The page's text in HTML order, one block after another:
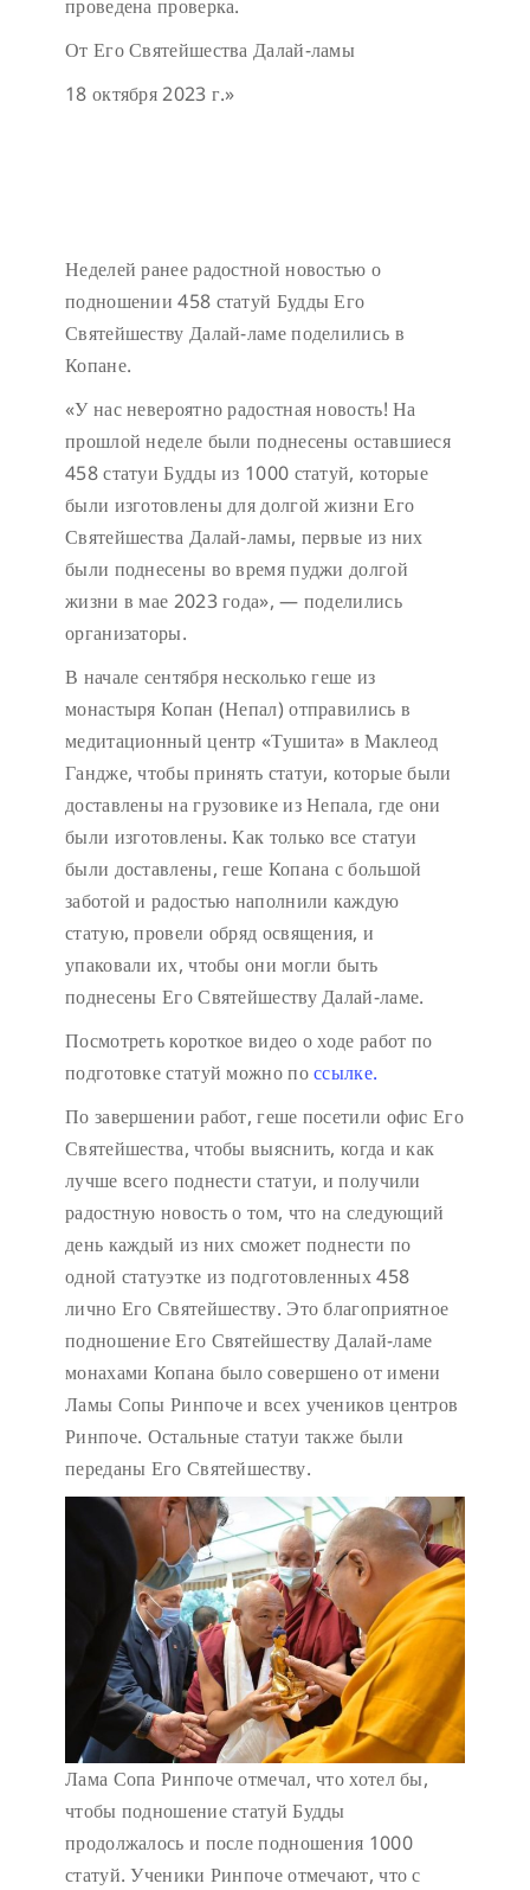
проведена проверка.
От Его Святейшества Далай-ламы
18 октября 2023 г.»
Неделей ранее радостной новостью о
подношении 458 статуй Будды Его
Святейшеству Далай-ламе поделились в
Копане.
«У нас невероятно радостная новость! На
прошлой неделе были поднесены оставшиеся
458 статуи Будды из 1000 статуй, которые
были изготовлены для долгой жизни Его
Святейшества Далай-ламы, первые из них
были поднесены во время пуджи долгой
жизни в мае 2023 года», — поделились
организаторы.
В начале сентября несколько геше из
монастыря Копан (Непал) отправились в
медитационный центр «Тушита» в Маклеод
Гандже, чтобы принять статуи, которые были
доставлены на грузовике из Непала, где они
были изготовлены. Как только все статуи
были доставлены, геше Копана с большой
заботой и радостью наполнили каждую
статую, провели обряд освящения, и
упаковали их, чтобы они могли быть
поднесены Его Святейшеству Далай-ламе.
Посмотреть короткое видео о ходе работ по
подготовке статуй можно поссылке.
По завершении работ, геше посетили офис Его
Святейшества, чтобы выяснить, когда и как
лучше всего поднести статуи, и получили
радостную новость о том, что на следующий
день каждый из них сможет поднести по
одной статуэтке из подготовленных 458
лично Его Святейшеству. Это благоприятное
подношение Его Святейшеству Далай-ламе
монахами Копана было совершено от имени
Ламы Сопы Ринпоче и всех учеников центров
Ринпоче. Остальные статуи также были
переданы Его Святейшеству.
Лама Сопа Ринпоче отмечал, что хотел бы,
чтобы подношение статуй Будды
продолжалось и после подношения 1000
статуй. Ученики Ринпоче отмечают, что с